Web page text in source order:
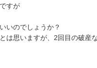
すが
いのでしょうか？
は思いますが、2回目の破産